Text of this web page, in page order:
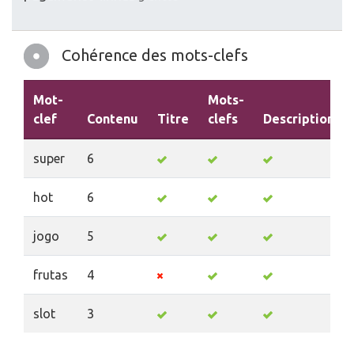
Cohérence des mots-clefs
Mot-
clef
Contenu Titre
Mots-
clefs
Description
super 6
hot 6
jogo 5
frutas 4
slot 3